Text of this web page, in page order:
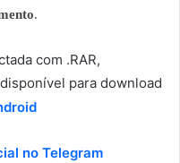
.
com .RAR,
disponível para download
no Telegram